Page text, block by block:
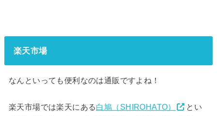
楽天市場
なんといっても便利なのは通販ですよね！
楽天市場では楽天にある白鳩（SHIROHATO）
とい